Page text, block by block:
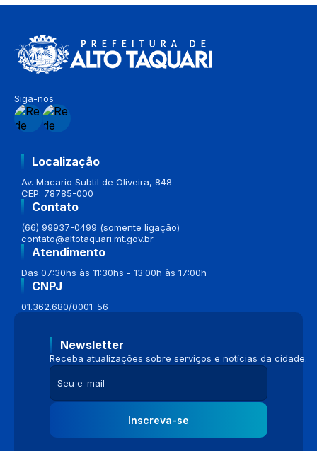
Siga-nos
Localização
Av. Macario Subtil de Oliveira, 848
CEP: 78785-000
Contato
(66) 99937-0499 (somente ligação)
contato@altotaquari.mt.gov.br
Atendimento
Das 07:30hs às 11:30hs - 13:00h às 17:00h
CNPJ
01.362.680/0001-56
Newsletter
Receba atualizações sobre serviços e notícias da cidade.
Inscreva-se